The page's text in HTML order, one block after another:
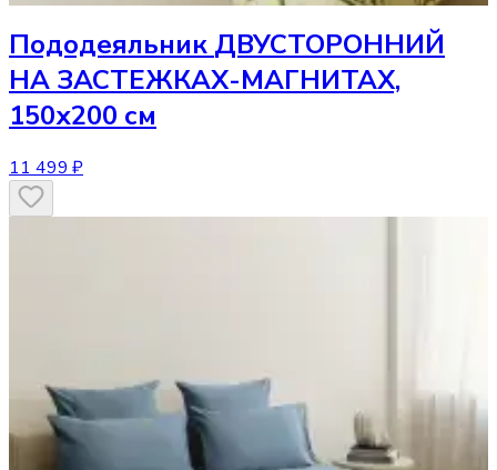
Пододеяльник ДВУСТОРОННИЙ
НА ЗАСТЕЖКАХ-МАГНИТАХ,
150х200 см
11 499 ₽